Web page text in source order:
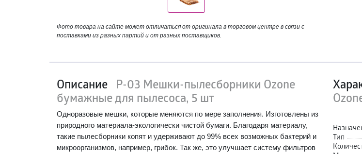
Фото товара на сайте может отличаться от оригинала в торговом центре в связи с
поставками из разных партий и от разных поставщиков.
Описание P-03 Мешки-пылесборники Ozone
бумажные для пылесоса, 5 шт
Одноразовые мешки, которые меняются по мере заполнения. Изготовлены из
природного материала-экологически чистой бумаги. Благодаря материалу,
такие пылесборники копят и удерживают до 99% всех возможных бактерий и
микроорганизмов, например, грибок. Так же, это улучшает систему фильтров
Тип